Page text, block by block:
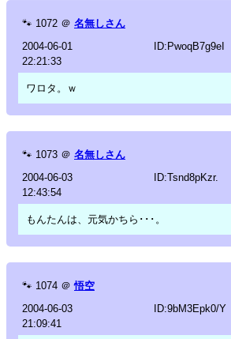
🐾 1072 ＠ 名無しさん
2004-06-01
22:21:33
ID:PwoqB7g9eI
ワロタ。ｗ
🐾 1073 ＠ 名無しさん
2004-06-03
12:43:54
ID:Tsnd8pKzr.
もんたんは、元気かちら･･･。
🐾 1074 ＠ 悟空
2004-06-03
21:09:41
ID:9bM3Epk0/Y